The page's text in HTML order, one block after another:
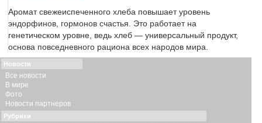
Аромат свежеиспеченного хлеба повышает уровень
эндорфинов, гормонов счастья. Это работает на
генетическом уровне, ведь хлеб — универсальный продукт,
основа повседневного рациона всех народов мира.
Новости
Все новости
В мире
Фото
Новости партнеров
Рубрики